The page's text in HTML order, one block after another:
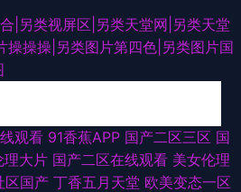
|另类视屏区|另类天堂网|另类天堂
操操|另类图片第四色|另类图片国
资源网 先锋影音av成人电影 91偷拍视频网
91小情侣操逼刺激 超碰97东京热 香蕉大色
观看 91香蕉APP 国产二区三区 国
理大片 国产二区在线观看 美女伦理
区国产 丁香五月天堂 欧美变态一区